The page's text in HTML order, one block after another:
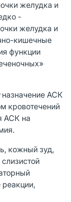
желудка и
-
желудка и
кишечные
функции
назначение АСК
кровотечений
АСК на
кожный зуд,